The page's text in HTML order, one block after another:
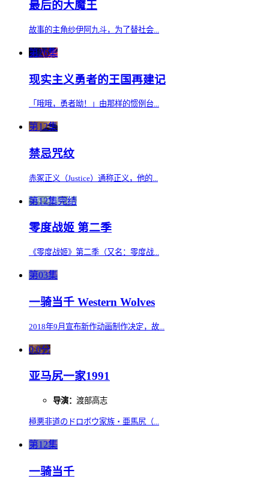
最后的大魔王
故事的主角纱伊阿九斗，为了替社会...
第26集
现实主义勇者的王国再建记
「哦哦，勇者呦！」由那样的惯例台...
第12集
禁忌咒纹
赤冢正义（Justice）通称正义，他的...
第12集完结
零度战姬 第二季
《零度战姬》第二季（又名：零度战...
第03集
一骑当千 Western Wolves
2018年9月宣布新作动画制作决定，故...
0.0分
亚马尻一家1991
导演： 渡部高志
極悪非道のドロボウ家族・亜馬尻（...
第12集
一骑当千